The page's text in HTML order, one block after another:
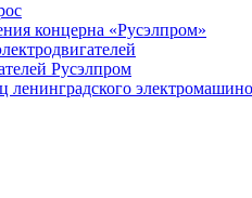
концерна «Русэлпром»
Русэлпром